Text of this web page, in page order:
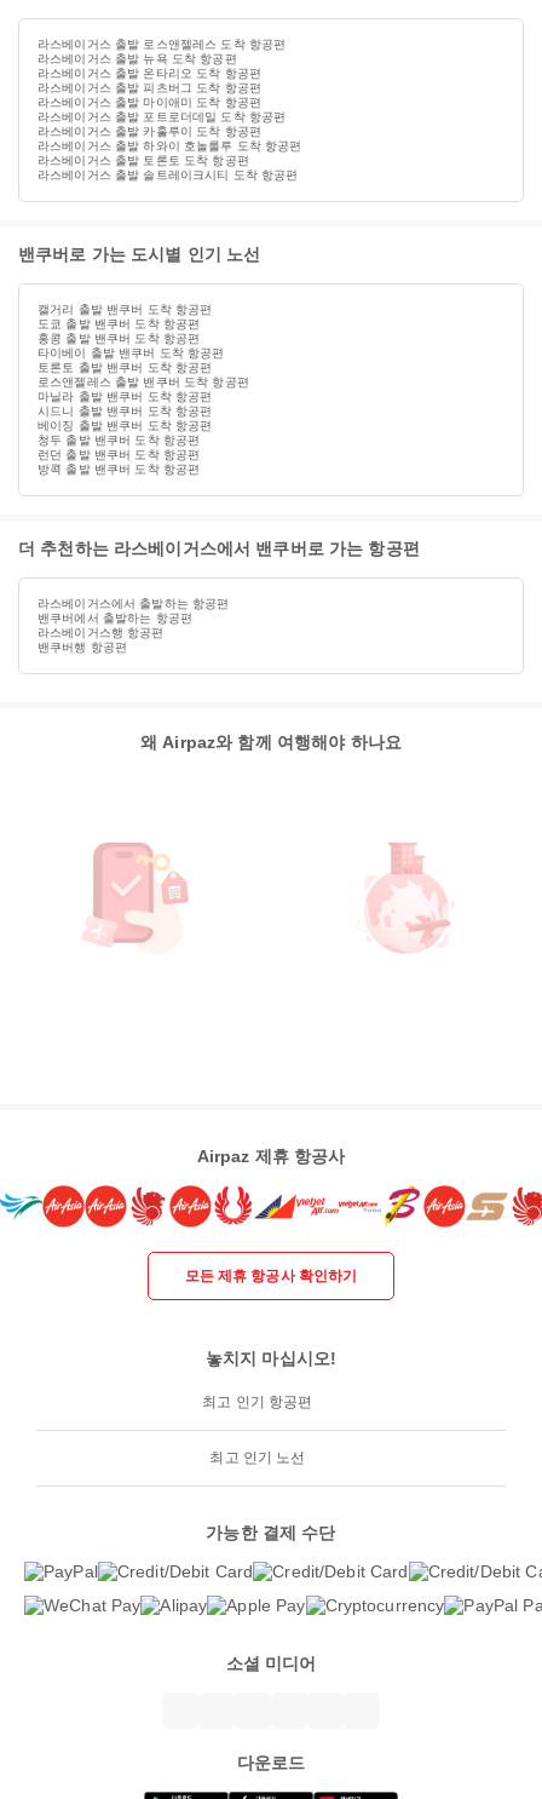
라스베이거스 출발 로스앤젤레스 도착 항공편
라스베이거스 출발 뉴욕 도착 항공편
라스베이거스 출발 온타리오 도착 항공편
라스베이거스 출발 피츠버그 도착 항공편
라스베이거스 출발 마이애미 도착 항공편
라스베이거스 출발 포트로더데일 도착 항공편
라스베이거스 출발 카훌루이 도착 항공편
라스베이거스 출발 하와이 호놀룰루 도착 항공편
라스베이거스 출발 토론토 도착 항공편
라스베이거스 출발 솔트레이크시티 도착 항공편
밴쿠버로 가는 도시별 인기 노선
캘거리 출발 밴쿠버 도착 항공편
도쿄 출발 밴쿠버 도착 항공편
홍콩 출발 밴쿠버 도착 항공편
타이베이 출발 밴쿠버 도착 항공편
토론토 출발 밴쿠버 도착 항공편
로스앤젤레스 출발 밴쿠버 도착 항공편
마닐라 출발 밴쿠버 도착 항공편
시드니 출발 밴쿠버 도착 항공편
베이징 출발 밴쿠버 도착 항공편
청두 출발 밴쿠버 도착 항공편
런던 출발 밴쿠버 도착 항공편
방콕 출발 밴쿠버 도착 항공편
더 추천하는 라스베이거스에서 밴쿠버로 가는 항공편
라스베이거스에서 출발하는 항공편
밴쿠버에서 출발하는 항공편
라스베이거스행 항공편
밴쿠버행 항공편
왜 Airpaz와 함께 여행해야 하나요
Airpaz 제휴 항공사
모든 제휴 항공사 확인하기
놓치지 마십시오!
최고 인기 항공편
최고 인기 노선
가능한 결제 수단
소셜 미디어
다운로드